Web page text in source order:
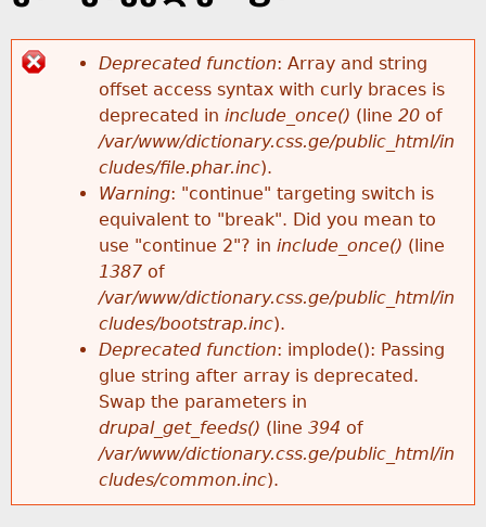
w
h
Deprecated function: Array and string
offset access syntax with curly braces is
deprecated in include_once() (line 20 of
/var/www/dictionary.css.ge/public_html/in
cludes/file.phar.inc).
Warning: "continue" targeting switch is
equivalent to "break". Did you mean to
use "continue 2"? in include_once() (line
1387 of
/var/www/dictionary.css.ge/public_html/in
cludes/bootstrap.inc).
Deprecated function: implode(): Passing
glue string after array is deprecated.
Swap the parameters in
drupal_get_feeds() (line 394 of
/var/www/dictionary.css.ge/public_html/in
cludes/common.inc).